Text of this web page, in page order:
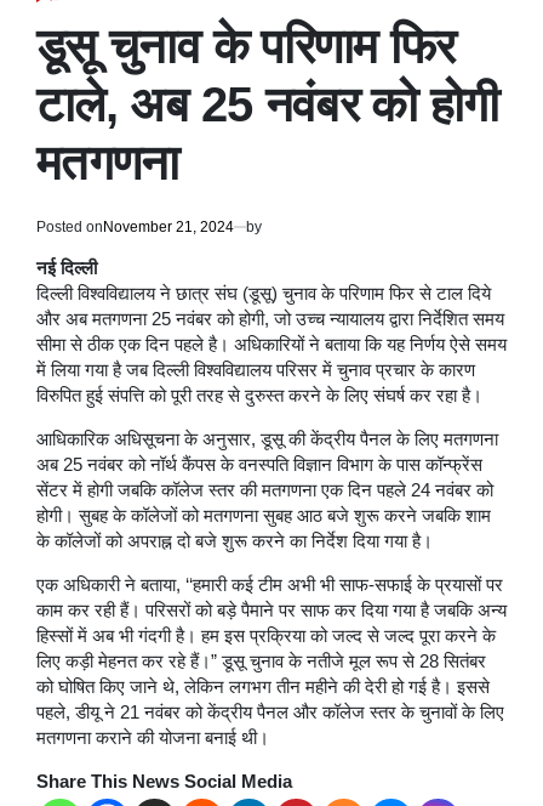
डूसू चुनाव के परिणाम फिर
टाले, अब 25 नवंबर को होगी
मतगणना
Posted onNovember 21, 2024 by
नई दिल्ली
दिल्ली विश्वविद्यालय ने छात्र संघ (डूसू) चुनाव के परिणाम फिर से टाल दिये
और अब मतगणना 25 नवंबर को होगी, जो उच्च न्यायालय द्वारा निर्देशित समय
सीमा से ठीक एक दिन पहले है। अधिकारियों ने बताया कि यह निर्णय ऐसे समय
में लिया गया है जब दिल्ली विश्वविद्यालय परिसर में चुनाव प्रचार के कारण
विरुपित हुई संपत्ति को पूरी तरह से दुरुस्त करने के लिए संघर्ष कर रहा है।
आधिकारिक अधिसूचना के अनुसार, डूसू की केंद्रीय पैनल के लिए मतगणना
अब 25 नवंबर को नॉर्थ कैंपस के वनस्पति विज्ञान विभाग के पास कॉन्फ्रेंस
सेंटर में होगी जबकि कॉलेज स्तर की मतगणना एक दिन पहले 24 नवंबर को
होगी। सुबह के कॉलेजों को मतगणना सुबह आठ बजे शुरू करने जबकि शाम
के कॉलेजों को अपराह्न दो बजे शुरू करने का निर्देश दिया गया है।
एक अधिकारी ने बताया, ‘‘हमारी कई टीम अभी भी साफ-सफाई के प्रयासों पर
काम कर रही हैं। परिसरों को बड़े पैमाने पर साफ कर दिया गया है जबकि अन्य
हिस्सों में अब भी गंदगी है। हम इस प्रक्रिया को जल्द से जल्द पूरा करने के
लिए कड़ी मेहनत कर रहे हैं।” डूसू चुनाव के नतीजे मूल रूप से 28 सितंबर
को घोषित किए जाने थे, लेकिन लगभग तीन महीने की देरी हो गई है। इससे
पहले, डीयू ने 21 नवंबर को केंद्रीय पैनल और कॉलेज स्तर के चुनावों के लिए
मतगणना कराने की योजना बनाई थी।
Share This News Social Media